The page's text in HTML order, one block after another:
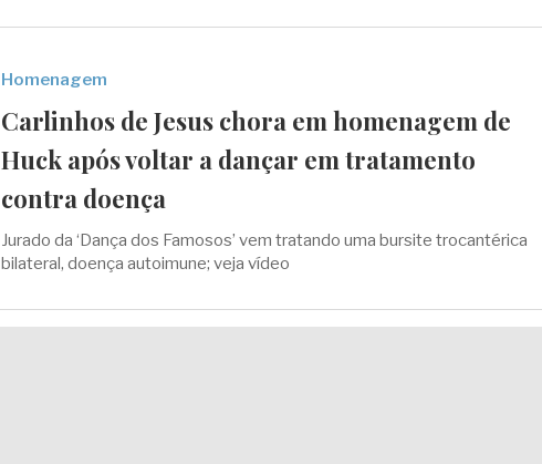
Homenagem
Carlinhos de Jesus chora em homenagem de
Huck após voltar a dançar em tratamento
contra doença
Jurado da ‘Dança dos Famosos’ vem tratando uma bursite trocantérica
bilateral, doença autoimune; veja vídeo